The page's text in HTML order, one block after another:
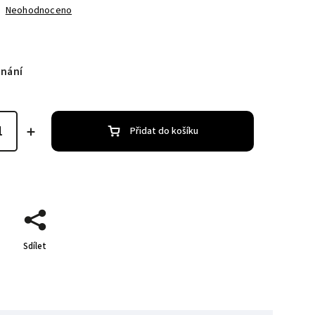
Neohodnoceno
Přidat do košíku
Sdílet